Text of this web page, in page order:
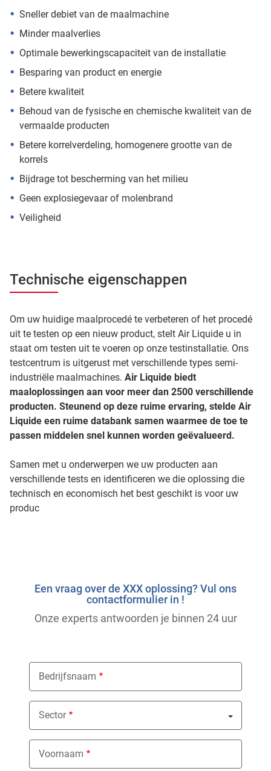
Sneller debiet van de maalmachine
Minder maalverlies
Optimale bewerkingscapaciteit van de installatie
Besparing van product en energie
Betere kwaliteit
Behoud van de fysische en chemische kwaliteit van de
vermaalde producten
Betere korrelverdeling, homogenere grootte van de
korrels
Bijdrage tot bescherming van het milieu
Geen explosiegevaar of molenbrand
Veiligheid
Technische eigenschappen
Om uw huidige maalprocedé te verbeteren of het procedé
uit te testen op een nieuw product, stelt Air Liquide u in
staat om testen uit te voeren op onze testinstallatie. Ons
testcentrum is uitgerust met verschillende types semi-
industriële maalmachines. Air Liquide biedt
maaloplossingen aan voor meer dan 2500 verschillende
producten. Steunend op deze ruime ervaring, stelde Air
Liquide een ruime databank samen waarmee de toe te
passen middelen snel kunnen worden geëvalueerd.
Samen met u onderwerpen we uw producten aan
verschillende tests en identificeren we die oplossing die
technisch en economisch het best geschikt is voor uw
produc
Een vraag over de XXX oplossing? Vul ons
contactformulier in !
Onze experts antwoorden je binnen 24 uur
Bedrijfsnaam
Sector
Nothing selected
Voornaam